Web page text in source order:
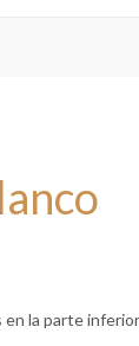
la parte